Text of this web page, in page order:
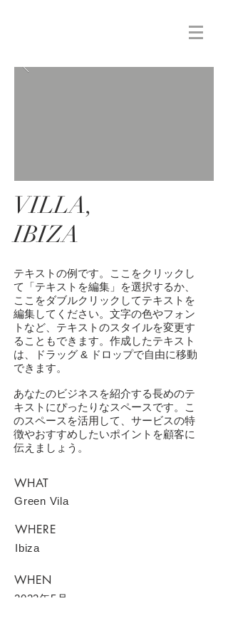
VILLA,
IBIZA
テキストの例です。ここをクリックし
て「テキストを編集」を選択するか、
ここをダブルクリックしてテキストを
編集してください。文字の色やフォン
トなど、テキストのスタイルを変更す
ることもできます。作成したテキスト
は、ドラッグ & ドロップで自由に移動
できます。
あなたのビジネスを紹介する長めのテ
キストにぴったりなスペースです。こ
のスペースを活用して、サービスの特
徴やおすすめしたいポイントを顧客に
伝えましょう。
WHAT
Green Vila
WHERE
Ibiza
WHEN
2023年5月